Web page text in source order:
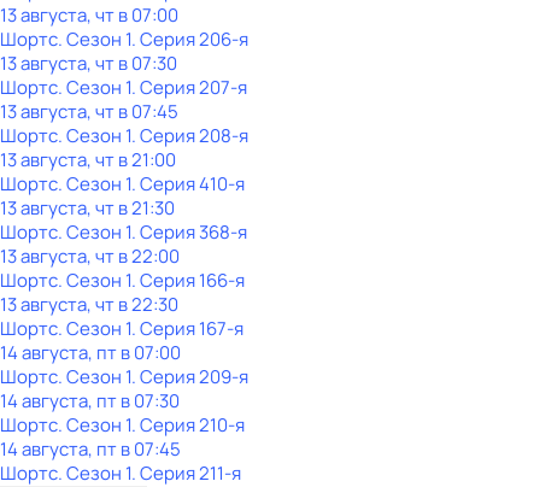
13 августа, чт в 07:00
Шортс. Сезон 1. Серия 206-я
13 августа, чт в 07:30
Шортс. Сезон 1. Серия 207-я
13 августа, чт в 07:45
Шортс. Сезон 1. Серия 208-я
13 августа, чт в 21:00
Шортс. Сезон 1. Серия 410-я
13 августа, чт в 21:30
Шортс. Сезон 1. Серия 368-я
13 августа, чт в 22:00
Шортс. Сезон 1. Серия 166-я
13 августа, чт в 22:30
Шортс. Сезон 1. Серия 167-я
14 августа, пт в 07:00
Шортс. Сезон 1. Серия 209-я
14 августа, пт в 07:30
Шортс. Сезон 1. Серия 210-я
14 августа, пт в 07:45
Шортс. Сезон 1. Серия 211-я